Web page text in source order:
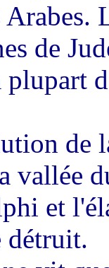
de
plupart
de
vallée
et
détruit.